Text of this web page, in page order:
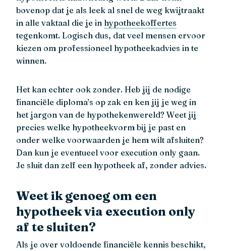
bovenop dat je als leek al snel de weg kwijtraakt
in alle vaktaal die je in hypotheekoffertes
tegenkomt. Logisch dus, dat veel mensen ervoor
kiezen om professioneel hypotheekadvies in te
winnen.
Het kan echter ook zonder. Heb jij de nodige
financiële diploma’s op zak en ken jij je weg in
het jargon van de hypothekenwereld? Weet jij
precies welke hypotheekvorm bij je past en
onder welke voorwaarden je hem wilt afsluiten?
Dan kun je eventueel voor execution only gaan.
Je sluit dan zelf een hypotheek af, zonder advies.
Weet ik genoeg om een
hypotheek via execution only
af te sluiten?
Als je over voldoende financiële kennis beschikt,